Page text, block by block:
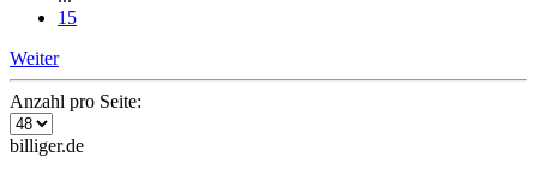
15
Weiter
Anzahl pro Seite:
billiger.de